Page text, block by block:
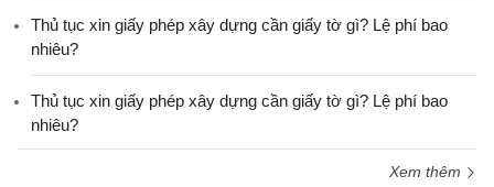
Thủ tục xin giấy phép xây dựng cần giấy tờ gì? Lệ phí bao
nhiêu?
Thủ tục xin giấy phép xây dựng cần giấy tờ gì? Lệ phí bao
nhiêu?
Xem thêm